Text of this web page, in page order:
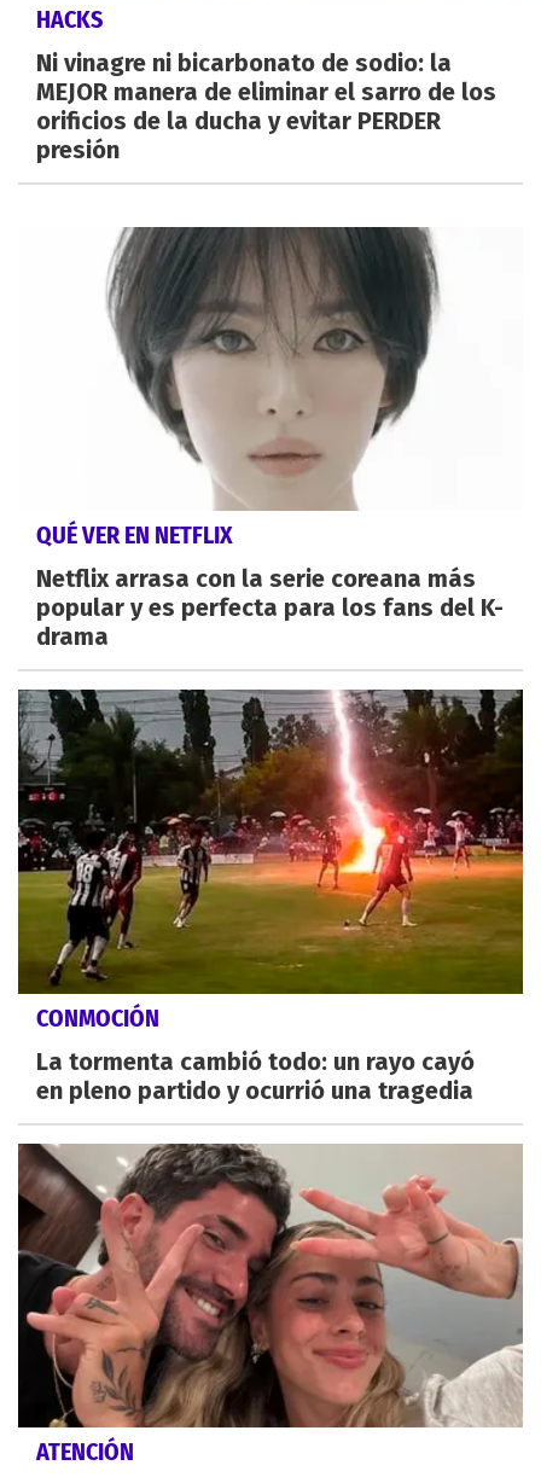
HACKS
Ni vinagre ni bicarbonato de sodio: la
MEJOR manera de eliminar el sarro de los
orificios de la ducha y evitar PERDER
presión
QUÉ VER EN NETFLIX
Netflix arrasa con la serie coreana más
popular y es perfecta para los fans del K-
drama
CONMOCIÓN
La tormenta cambió todo: un rayo cayó
en pleno partido y ocurrió una tragedia
ATENCIÓN